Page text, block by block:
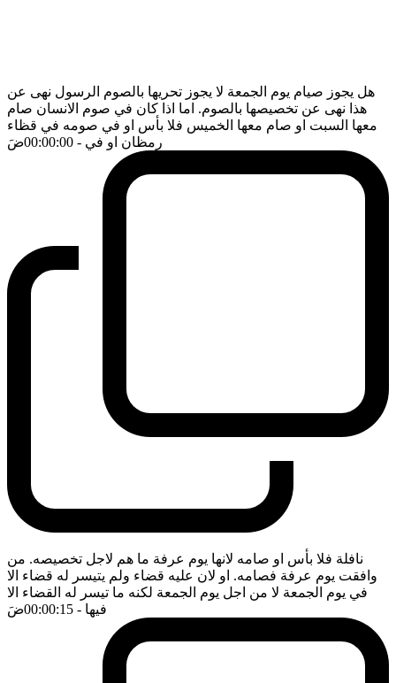
هل يجوز صيام يوم الجمعة لا يجوز تحريها بالصوم الرسول نهى عن
هذا نهى عن تخصيصها بالصوم. اما اذا كان في صوم الانسان صام
معها السبت او صام معها الخميس فلا بأس او في صومه في قظاء
رمظان او في - 00:00:00 ضَ
نافلة فلا بأس او صامه لانها يوم عرفة ما هم لاجل تخصيصه. من
وافقت يوم عرفة فصامه. او لان عليه قضاء ولم يتيسر له قضاء الا
في يوم الجمعة لا من اجل يوم الجمعة لكنه ما تيسر له القضاء الا
فيها - 00:00:15 ضَ